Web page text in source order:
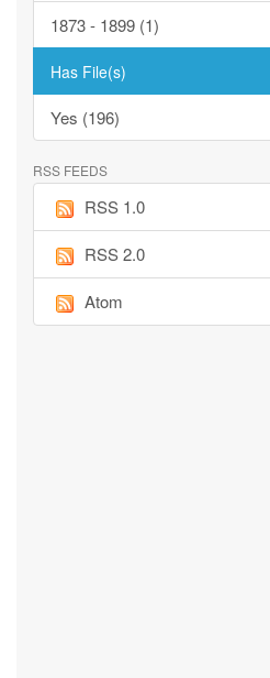
1873 - 1899 (1)
Has File(s)
Yes (196)
RSS FEEDS
RSS 1.0
RSS 2.0
Atom